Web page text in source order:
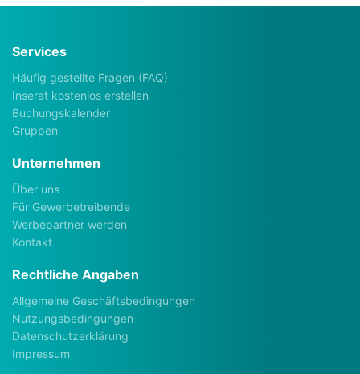
Services
Häufig gestellte Fragen (FAQ)
Inserat kostenlos erstellen
Buchungskalender
Gruppen
Unternehmen
Über uns
Für Gewerbetreibende
Werbepartner werden
Kontakt
Rechtliche Angaben
Allgemeine Geschäftsbedingungen
Nutzungsbedingungen
Datenschutzerklärung
Impressum